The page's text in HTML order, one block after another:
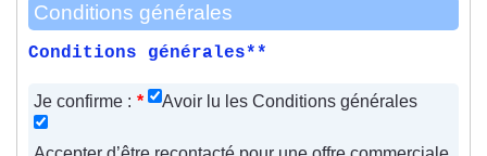
Conditions générales
Conditions générales**
Je confirme : * Avoir lu les Conditions générales